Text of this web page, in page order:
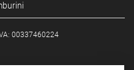
00337460224